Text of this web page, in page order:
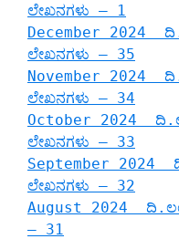
ಲೇಖನಗಳು – 1
December 2024
ಲೇಖನಗಳು – 35
November 2024
ಲೇಖನಗಳು – 34
October 2024
ಲೇಖನಗಳು – 33
September 2024
ಲೇಖನಗಳು – 32
August 2024
– 31